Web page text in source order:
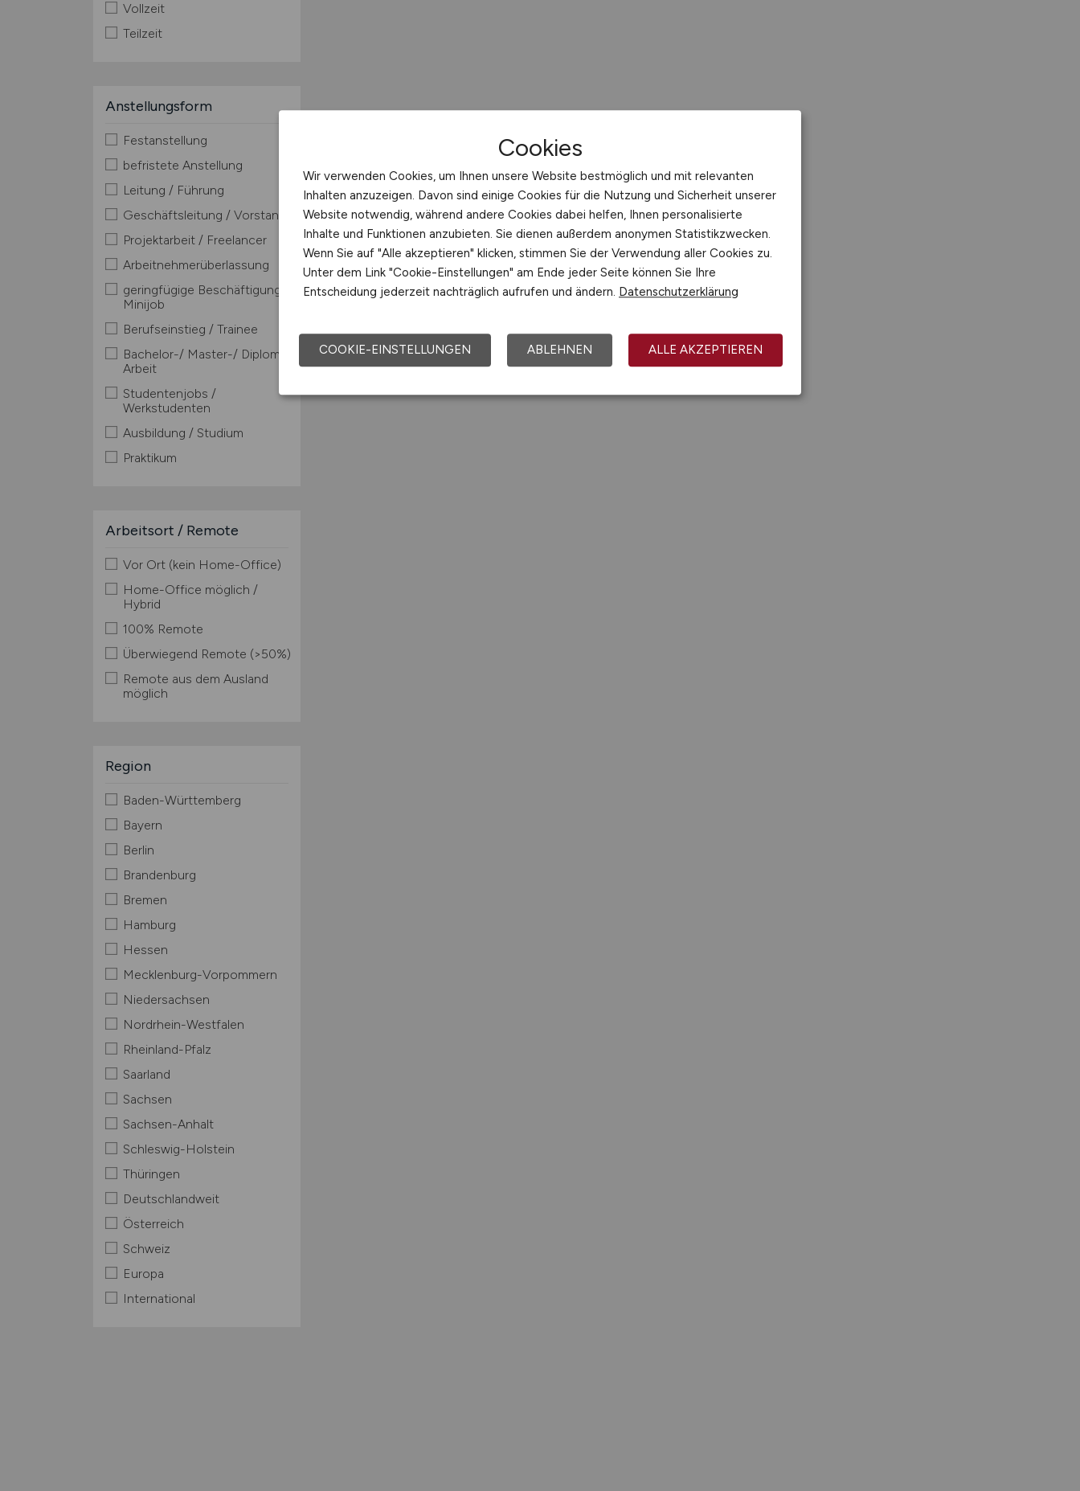
Vollzeit
Teilzeit
Anstellungsform
Festanstellung
befristete Anstellung
Leitung / Führung
Geschäftsleitung / Vorstand
Projektarbeit / Freelancer
Arbeitnehmerüberlassung
geringfügige Beschäftigung /
Minijob
Berufseinstieg / Trainee
Bachelor-/ Master-/ Diplom-
Arbeit
Studentenjobs /
Werkstudenten
Ausbildung / Studium
Praktikum
Arbeitsort / Remote
Vor Ort (kein Home-Office)
Home-Office möglich /
Hybrid
100% Remote
Überwiegend Remote (>50%)
Remote aus dem Ausland
möglich
Region
Baden-Württemberg
Bayern
Berlin
Brandenburg
Bremen
Hamburg
Hessen
Mecklenburg-Vorpommern
Niedersachsen
Nordrhein-Westfalen
Rheinland-Pfalz
Saarland
Sachsen
Sachsen-Anhalt
Schleswig-Holstein
Thüringen
Deutschlandweit
Österreich
Schweiz
Europa
International
Cookies
Wir verwenden Cookies, um Ihnen unsere Website bestmöglich und mit relevanten
Inhalten anzuzeigen. Davon sind einige Cookies für die Nutzung und Sicherheit unserer
Website notwendig, während andere Cookies dabei helfen, Ihnen personalisierte
Inhalte und Funktionen anzubieten. Sie dienen außerdem anonymen Statistikzwecken.
Wenn Sie auf "Alle akzeptieren" klicken, stimmen Sie der Verwendung aller Cookies zu.
Unter dem Link "Cookie-Einstellungen" am Ende jeder Seite können Sie Ihre
Entscheidung jederzeit nachträglich aufrufen und ändern. Datenschutzerklärung
COOKIE-EINSTELLUNGEN ABLEHNEN ALLE AKZEPTIEREN